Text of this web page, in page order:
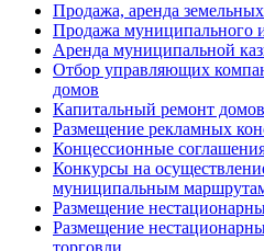
Продажа, аренда
Продажа муниципального
Аренда муниципальной
Отбор управляющих
домов
Капитальный ремонт
Размещение рекламных
Концессионные
Конкурсы на
муниципальным
Размещение
Размещение